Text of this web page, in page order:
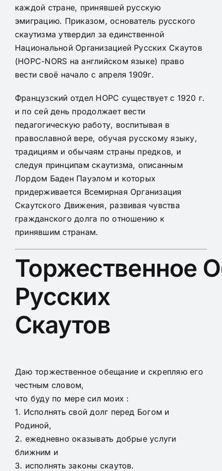
каждой стране, принявшей русскую
эмиграцию. Приказом, основатель русского
скаутизма утвердил за единственной
Национальной Организацией Русских Скаутов
(НОРС-NORS на английском языке) право
вести своё начало с апреля 1909г.
Французский отдел НОРС существует с 1920 г.
и по сей день продолжает вести
педагогическую работу, воспитывая в
православной вере, обучая русскому языку,
традициям и обычаям страны предков, и
следуя принципам скаутизма, описанным
Лордом Баден Пауэлом и которых
придерживается Всемирная Организация
Скаутского Движения, развивая чувства
гражданского долга по отношению к
принявшим странам.
Торжественное
Русских
Скаутов
Даю торжественное обещание и скрепляю его
честным словом,
что буду по мере сил моих :
1. Исполнять свой долг перед Богом и
Родиной,
2. ежедневно оказывать добрые услуги
ближним и
3. исполнять законы скаутов.